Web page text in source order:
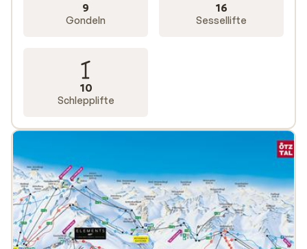
9
Gondeln
16
Sessellifte
10
Schlepplifte